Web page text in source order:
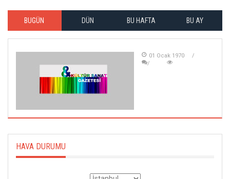
BUGÜN DÜN BU HAFTA BU AY
01 Ocak 1970
HAVA DURUMU